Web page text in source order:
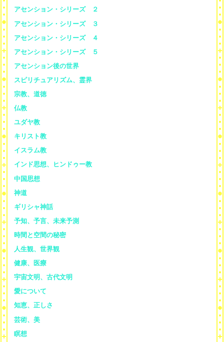
アセンション・シリーズ ２
アセンション・シリーズ ３
アセンション・シリーズ ４
アセンション・シリーズ ５
アセンション後の世界
スピリチュアリズム、霊界
宗教、道徳
仏教
ユダヤ教
キリスト教
イスラム教
インド思想、ヒンドゥー教
中国思想
神道
ギリシャ神話
予知、予言、未来予測
時間と空間の秘密
人生観、世界観
健康、医療
宇宙文明、古代文明
愛について
知恵、正しさ
芸術、美
瞑想